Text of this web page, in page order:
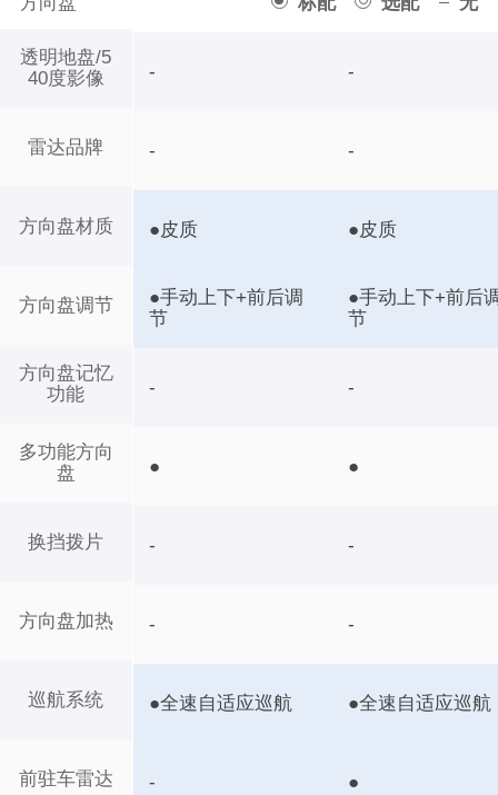
透明地盘/5
40度影像
雷达品牌
方向盘材质
方向盘调节
方向盘记忆
功能
多功能方向
盘
换挡拨片
方向盘加热
巡航系统
前驻车雷达
- -
- -
●皮质 ●皮质
●手动上下+前后调
节
●手动上下+前后
节
- -
● ●
- -
- -
●全速自适应巡航 ●全速自适应巡航
- ●